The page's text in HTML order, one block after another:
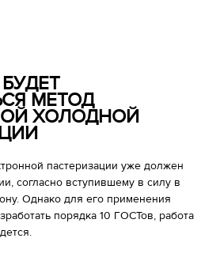
МЕТОД
ХОЛОДНОЙ
пастеризации уже должен
согласно вступившему в силу в
Однако для его применения
порядка 10 ГОСТов, работа